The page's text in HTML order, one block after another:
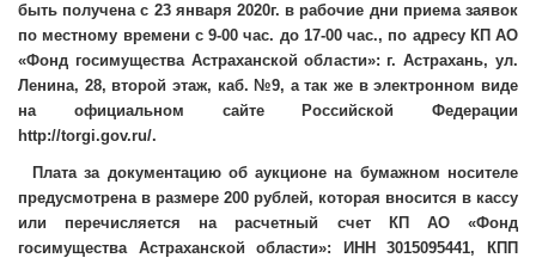
быть получена с 23 января 2020г. в рабочие дни приема заявок
по местному времени с 9-00 час. до 17-00 час., по адресу КП АО
«Фонд госимущества Астраханской области»: г. Астрахань, ул.
Ленина, 28, второй этаж, каб. №9, а так же в электронном виде
на официальном сайте Российской Федерации
http://torgi.gov.ru/.
Плата за документацию об аукционе на бумажном носителе
предусмотрена в размере 200 рублей, которая вносится в кассу
или перечисляется на расчетный счет КП АО «Фонд
госимущества Астраханской области»: ИНН 3015095441, КПП